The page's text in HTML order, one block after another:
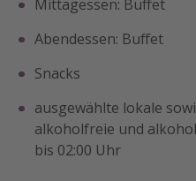
Mittagessen: Buffet
Abendessen: Buffet
Snacks
ausgewählte lokale
alkoholfreie und
bis 02:00 Uhr